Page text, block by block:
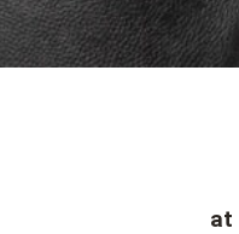
at